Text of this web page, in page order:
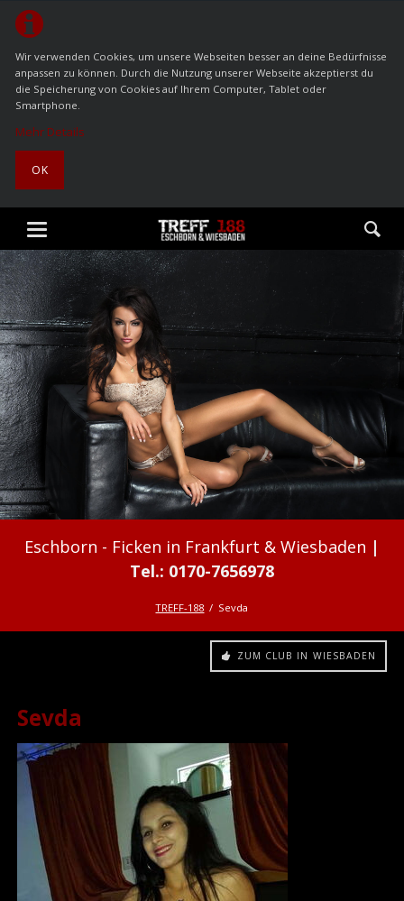
Wir verwenden Cookies, um unsere Webseiten besser an deine Bedürfnisse
anpassen zu können. Durch die Nutzung unserer Webseite akzeptierst du
die Speicherung von Cookies auf Ihrem Computer, Tablet oder
Smartphone.
Mehr Details
OK
Ficken in Frankfurt & Wiesbaden
TREFF-188 Sevda
ZUM CLUB IN WIESBADEN
Sevda